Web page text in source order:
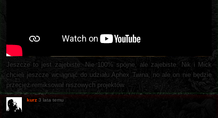
Jeszcze to jest zajebiste. Nie 100% spójne, ale zajebiste. Nik i Mick
chcieli jeszcze wciągnąć do udziału Aphex Twina, no ale on nie będzie
przecież remiksował niszowych projektów.
kurz 3 lata temu